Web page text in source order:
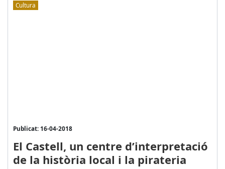
Cultura
Publicat: 16-04-2018
El Castell, un centre d’interpretació
de la història local i la pirateria